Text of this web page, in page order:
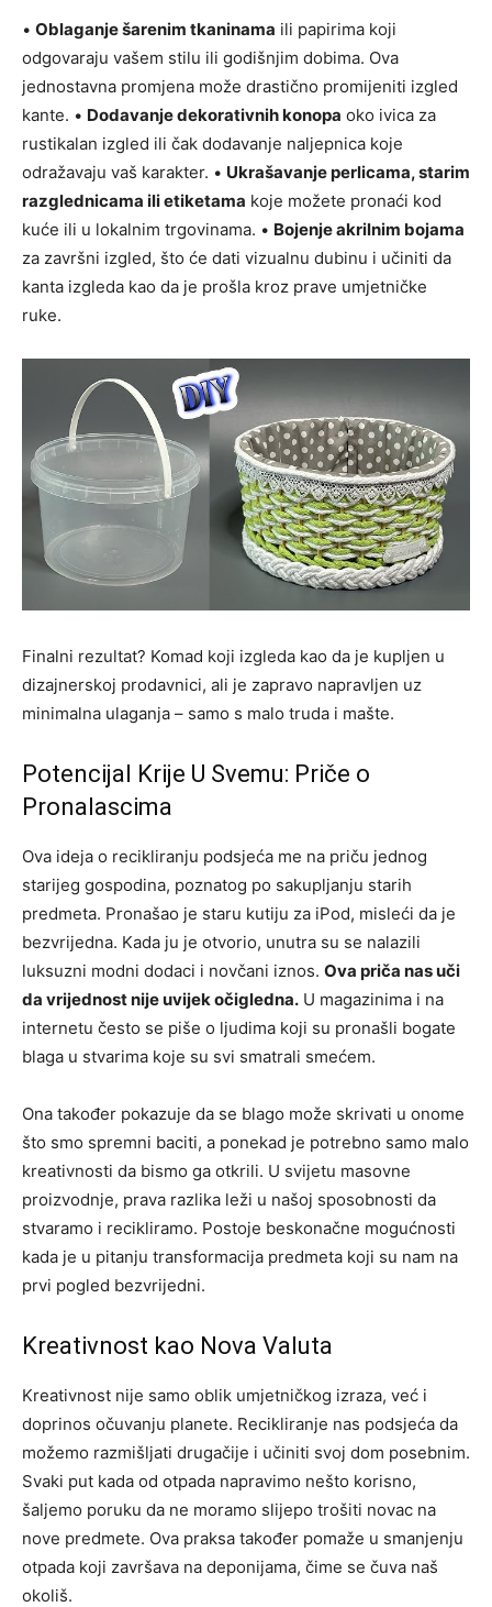
• Oblaganje šarenim tkaninama ili papirima koji
odgovaraju vašem stilu ili godišnjim dobima. Ova
jednostavna promjena može drastično promijeniti izgled
kante. • Dodavanje dekorativnih konopa oko ivica za
rustikalan izgled ili čak dodavanje naljepnica koje
odražavaju vaš karakter. • Ukrašavanje perlicama, starim
razglednicama ili etiketama koje možete pronaći kod
kuće ili u lokalnim trgovinama. • Bojenje akrilnim bojama
za završni izgled, što će dati vizualnu dubinu i učiniti da
kanta izgleda kao da je prošla kroz prave umjetničke
ruke.
Finalni rezultat? Komad koji izgleda kao da je kupljen u
dizajnerskoj prodavnici, ali je zapravo napravljen uz
minimalna ulaganja – samo s malo truda i mašte.
Potencijal Krije U Svemu: Priče o
Pronalascima
Ova ideja o recikliranju podsjeća me na priču jednog
starijeg gospodina, poznatog po sakupljanju starih
predmeta. Pronašao je staru kutiju za iPod, misleći da je
bezvrijedna. Kada ju je otvorio, unutra su se nalazili
luksuzni modni dodaci i novčani iznos. Ova priča nas uči
da vrijednost nije uvijek očigledna. U magazinima i na
internetu često se piše o ljudima koji su pronašli bogate
blaga u stvarima koje su svi smatrali smećem.
Ona također pokazuje da se blago može skrivati u onome
što smo spremni baciti, a ponekad je potrebno samo malo
kreativnosti da bismo ga otkrili. U svijetu masovne
proizvodnje, prava razlika leži u našoj sposobnosti da
stvaramo i recikliramo. Postoje beskonačne mogućnosti
kada je u pitanju transformacija predmeta koji su nam na
prvi pogled bezvrijedni.
Kreativnost kao Nova Valuta
Kreativnost nije samo oblik umjetničkog izraza, već i
doprinos očuvanju planete. Recikliranje nas podsjeća da
možemo razmišljati drugačije i učiniti svoj dom posebnim.
Svaki put kada od otpada napravimo nešto korisno,
šaljemo poruku da ne moramo slijepo trošiti novac na
nove predmete. Ova praksa također pomaže u smanjenju
otpada koji završava na deponijama, čime se čuva naš
okoliš.